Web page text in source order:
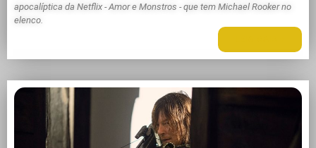
apocalíptica da Netflix - Amor e Monstros - que tem Michael Rooker no
elenco.